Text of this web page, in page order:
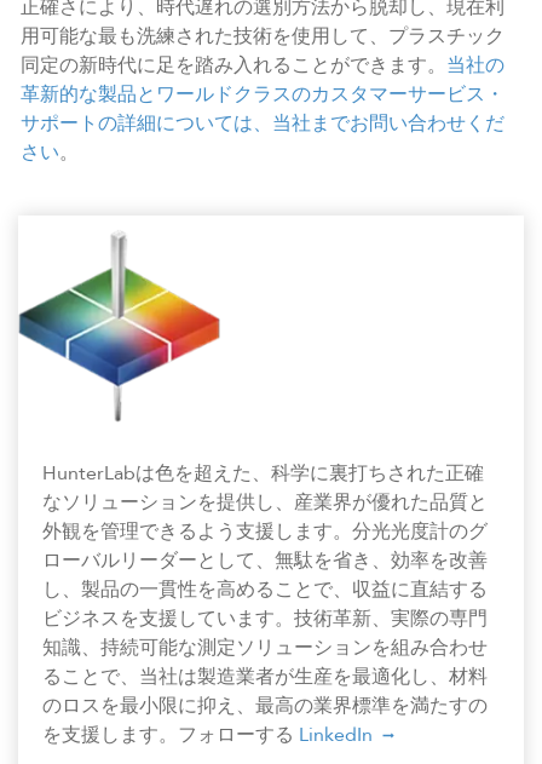
正確さにより、時代遅れの選別方法から脱却し、現在利
用可能な最も洗練された技術を使用して、プラスチック
同定の新時代に足を踏み入れることができます。 当社の
革新的な製品とワールドクラスのカスタマーサービス・
サポートの詳細については、当社までお問い合わせくだ
さい。
HunterLabは色を超えた、科学に裏打ちされた正確
なソリューションを提供し、産業界が優れた品質と
外観を管理できるよう支援します。分光光度計のグ
ローバルリーダーとして、無駄を省き、効率を改善
し、製品の一貫性を高めることで、収益に直結する
ビジネスを支援しています。技術革新、実際の専門
知識、持続可能な測定ソリューションを組み合わせ
ることで、当社は製造業者が生産を最適化し、材料
のロスを最小限に抑え、最高の業界標準を満たすの
を支援します。フォローする LinkedIn